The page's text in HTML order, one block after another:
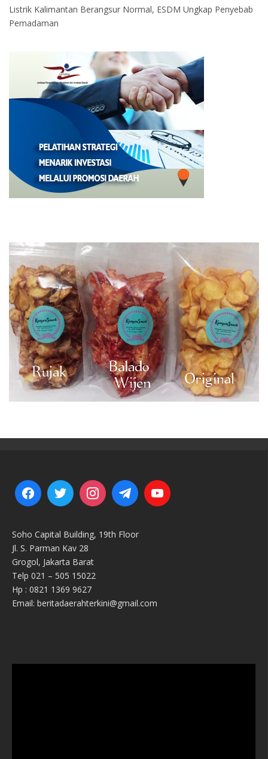
Listrik Kalimantan Berangsur Normal, ESDM Ungkap Penyebab
Pemadaman
Soho Capital Building, 19th Floor
Jl. S. Parman Kav 28
Grogol, Jakarta Barat
Telp 021 – 505 15022
Hp : 0821 1369 9627
Email: beritadaerahterkini@gmail.com